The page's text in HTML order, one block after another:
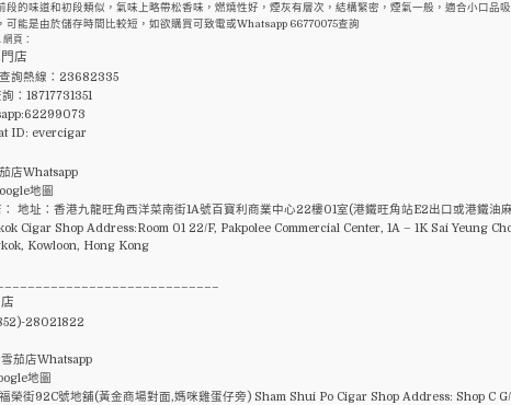
段的味道和初段類似，氣味上略帶松香味，燃燒性好，煙灰有層次，結構緊密，煙氣一般，適合小口品
可能是由於儲存時間比較短，如欲購買可致電或Whatsapp 66770075查詢
網頁：
店
詢熱線：23682335
：18717731351
ID: evercigar
店Whatsapp
地圖
： 地址：香港九龍旺角西洋菜南街1A號百寶利商業中心22樓01室(港鐵旺角站E2出口或港鐵油
Cigar Shop Address:Room 01 22/F, Pakpolee Commercial Center, 1A – 1K Sai Yeung
Kowloon, Hong Kong
28021822
茄店Whatsapp
地圖
榮街92C號地舖(黃金商場對面,媽咪雞蛋仔旁) Sham Shui Po Cigar Shop Address: Shop C